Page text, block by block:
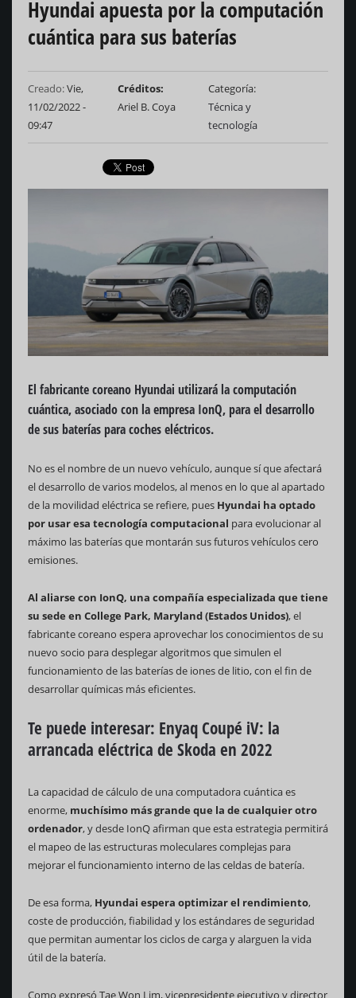
Hyundai apuesta por la computación
cuántica para sus baterías
Creado:Vie,
11/02/2022 -
09:47
Créditos
Ariel B. Coya
Categoría
Técnica y
tecnología
El fabricante coreano Hyundai utilizará la computación
cuántica, asociado con la empresa IonQ, para el desarrollo
de sus baterías para coches eléctricos.
No es el nombre de un nuevo vehículo, aunque sí que afectará
el desarrollo de varios modelos, al menos en lo que al apartado
de la movilidad eléctrica se refiere, pues Hyundai ha optado
por usar esa tecnología computacional para evolucionar al
máximo las baterías que montarán sus futuros vehículos cero
emisiones.
Al aliarse con IonQ, una compañía especializada que tiene
su sede en College Park, Maryland (Estados Unidos), el
fabricante coreano espera aprovechar los conocimientos de su
nuevo socio para desplegar algoritmos que simulen el
funcionamiento de las baterías de iones de litio, con el fin de
desarrollar químicas más eficientes.
Te puede interesar: Enyaq Coupé iV: la
arrancada eléctrica de Skoda en 2022
La capacidad de cálculo de una computadora cuántica es
enorme, muchísimo más grande que la de cualquier otro
ordenador, y desde IonQ afirman que esta estrategia permitirá
el mapeo de las estructuras moleculares complejas para
mejorar el funcionamiento interno de las celdas de batería.
De esa forma, Hyundai espera optimizar el rendimiento,
coste de producción, fiabilidad y los estándares de seguridad
que permitan aumentar los ciclos de carga y alarguen la vida
útil de la batería.
Como expresó Tae Won Lim, vicepresidente ejecutivo y director